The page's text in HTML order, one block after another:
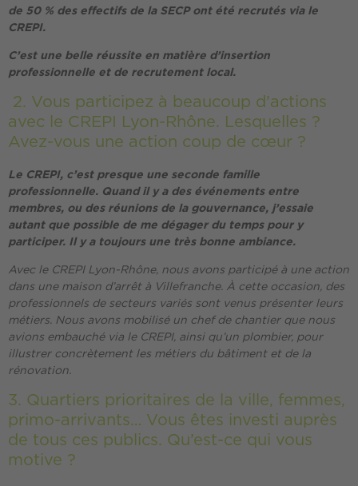
de 50 % des effectifs de la SECP ont été recrutés via le
CREPI.
C’est une belle réussite en matière d’insertion
professionnelle et de recrutement local.
2. Vous participez à beaucoup d’actions
avec le CREPI Lyon-Rhône. Lesquelles ?
Avez-vous une action coup de cœur ?
Le CREPI, c’est presque une seconde famille
professionnelle. Quand il y a des événements entre
membres, ou des réunions de la gouvernance, j’essaie
autant que possible de me dégager du temps pour y
participer. Il y a toujours une très bonne ambiance.
Avec le CREPI Lyon-Rhône, nous avons participé à une action
dans une maison d’arrêt à Villefranche. À cette occasion, des
professionnels de secteurs variés sont venus présenter leurs
métiers. Nous avons mobilisé un chef de chantier que nous
avions embauché via le CREPI, ainsi qu’un plombier, pour
illustrer concrètement les métiers du bâtiment et de la
rénovation.
3. Quartiers prioritaires de la ville, femmes,
primo-arrivants… Vous êtes investi auprès
de tous ces publics. Qu’est-ce qui vous
motive ?